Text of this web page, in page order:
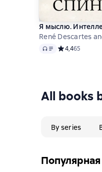
Я мыслю.
René Descartes
Audio Средний
4,465
All books
By series